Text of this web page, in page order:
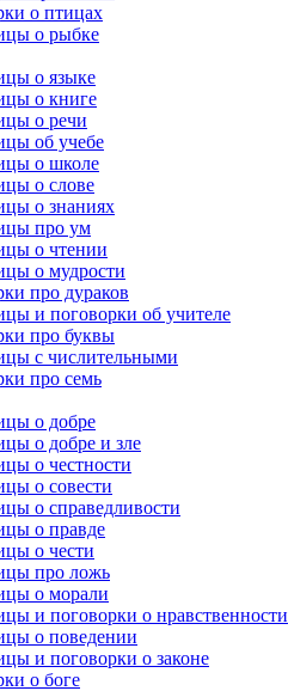
о птицах
о рыбке
о языке
о книге
о речи
об учебе
о школе
о слове
о знаниях
про ум
о чтении
о мудрости
про дураков
и поговорки об учителе
про буквы
с числительными
про семь
о добре
о добре и зле
о честности
о совести
о справедливости
о правде
о чести
про ложь
о морали
и поговорки о нравственности
о поведении
и поговорки о законе
о боге